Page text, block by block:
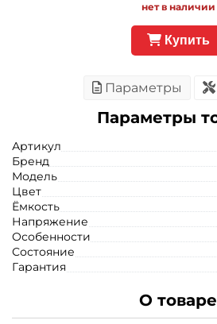
нет в наличии
Купить
Параметры
Параметры
Артикул
Бренд
Модель
Цвет
Ёмкость
Напряжение
Особенности
Состояние
Гарантия
О товаре